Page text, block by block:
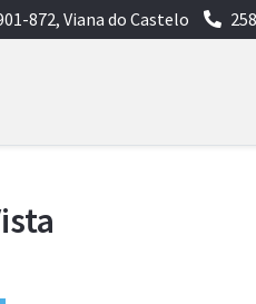
872, Viana do Castelo